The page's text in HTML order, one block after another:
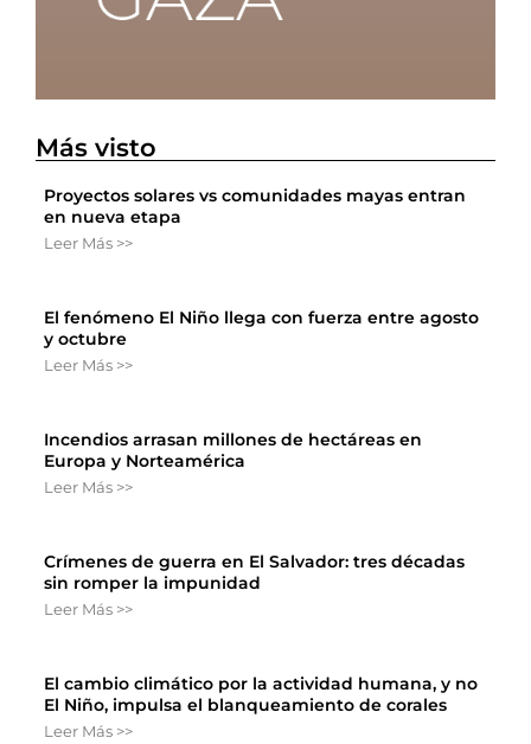
Más visto
Proyectos solares vs comunidades mayas entran
en nueva etapa
Leer Más >>
El fenómeno El Niño llega con fuerza entre agosto
y octubre
Leer Más >>
Incendios arrasan millones de hectáreas en
Europa y Norteamérica
Leer Más >>
Crímenes de guerra en El Salvador: tres décadas
sin romper la impunidad
Leer Más >>
El cambio climático por la actividad humana, y no
El Niño, impulsa el blanqueamiento de corales
Leer Más >>